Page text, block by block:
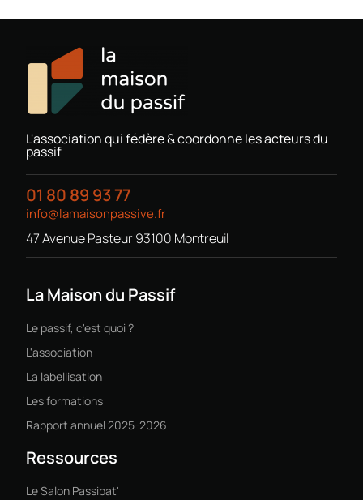
L'association qui fédère & coordonne les acteurs du
passif
01 80 89 93 77
info@lamaisonpassive.fr
47 Avenue Pasteur 93100 Montreuil
La Maison du Passif
Le passif, c'est quoi ?
L'association
La labellisation
Les formations
Rapport annuel 2025-2026
Ressources
Le Salon Passibat'